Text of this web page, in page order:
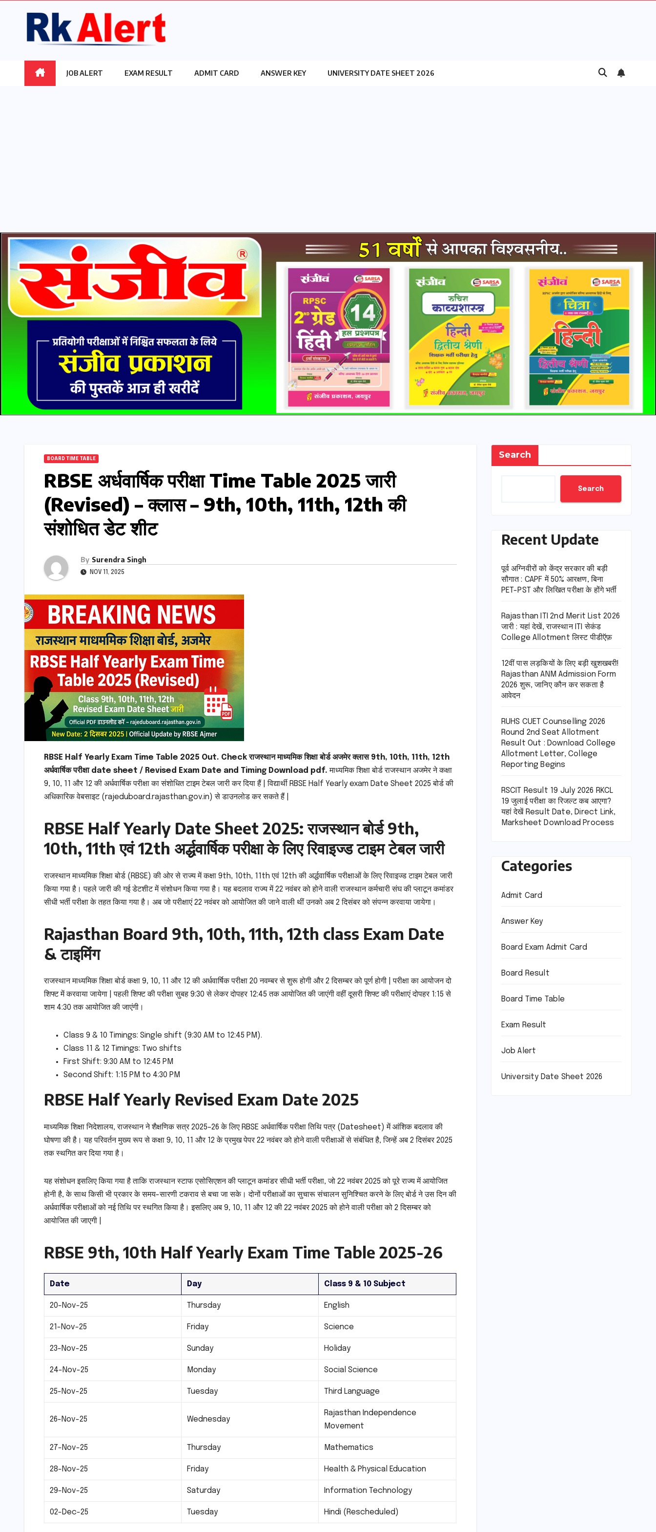
JOB ALERT EXAM RESULT ADMIT CARD ANSWER KEY UNIVERSITY DATE SHEET 2026
BOARD TIME TABLE
RBSE अर्धवार्षिक परीक्षा Time Table 2025 जारी
(Revised) – क्लास – 9th, 10th, 11th, 12th की
संशोधित डेट शीट
By Surendra Singh
NOV 11, 2025
RBSE Half Yearly Exam Time Table 2025 Out. Check राजस्थान माध्यमिक शिक्षा बोर्ड अजमेर क्लास 9th, 10th, 11th, 12th
अर्धवार्षिक परीक्षा date sheet / Revised Exam Date and Timing Download pdf.माध्यमिक शिक्षा बोर्ड राजस्थान अजमेर ने कक्षा
9, 10, 11 और 12 की अर्धवार्षिक परीक्षा का संशोधित टाइम टेबल जारी कर दिया हैं | विद्यार्थी RBSE Half Yearly exam Date Sheet 2025 बोर्ड की
अधिकारिक वेबसाइट (rajeduboard.rajasthan.gov.in) से डाउनलोड कर सकते हैं |
RBSE Half Yearly Date Sheet 2025: राजस्थान बोर्ड 9th,
10th, 11th एवं 12th अर्द्धवार्षिक परीक्षा के लिए रिवाइज्ड टाइम टेबल जारी
राजस्थान माध्यमिक शिक्षा बोर्ड (RBSE) की ओर से राज्य में कक्षा 9th, 10th, 11th एवं 12th की अर्द्धवार्षिक परीक्षाओं के लिए रिवाइज्ड टाइम टेबल जारी
किया गया है। पहले जारी की गई डेटशीट में संशोधन किया गया है। यह बदलाव राज्य में 22 नवंबर को होने वाली राजस्थान कर्मचारी संघ की प्लाटून कमांडर
सीधी भर्ती परीक्षा के तहत किया गया है। अब जो परीक्षाएं 22 नवंबर को आयोजित की जाने वाली थीं उनको अब 2 दिसंबर को संपन्न करवाया जायेगा।
Rajasthan Board 9th, 10th, 11th, 12th class Exam Date
& टाइमिंग
राजस्थान माध्यमिक शिक्षा बोर्ड कक्षा 9, 10, 11 और 12 की अर्धवार्षिक परीक्षा 20 नवम्बर से शुरू होगी और 2 दिसम्बर को पूर्ण होगी | परीक्षा का आयोजन दो
शिफ्ट में करवाया जायेगा | पहली शिफ्ट की परीक्षा सुबह 9:30 से लेकर दोपहर 12:45 तक आयोजित की जाएंगी वहीं दूसरी शिफ्ट की परीक्षाएं दोपहर 1:15 से
शाम 4:30 तक आयोजित की जाएंगी।
Class 9 & 10 Timings: Single shift (9:30 AM to 12:45 PM).
Class 11 & 12 Timings: Two shifts
First Shift: 9:30 AM to 12:45 PM
Second Shift: 1:15 PM to 4:30 PM
RBSE Half Yearly Revised Exam Date 2025
माध्यमिक शिक्षा निदेशालय, राजस्थान ने शैक्षणिक सत्र 2025–26 के लिए RBSE अर्धवार्षिक परीक्षा तिथि पत्र (Datesheet) में आंशिक बदलाव की
घोषणा की है। यह परिवर्तन मुख्य रूप से कक्षा 9, 10, 11 और 12 के प्रमुख पेपर 22 नवंबर को होने वाली परीक्षाओं से संबंधित है, जिन्हें अब 2 दिसंबर 2025
तक स्थगित कर दिया गया है।
यह संशोधन इसलिए किया गया है ताकि राजस्थान स्टाफ एसोसिएशन की प्लाटून कमांडर सीधी भर्ती परीक्षा, जो 22 नवंबर 2025 को पूरे राज्य में आयोजित
होनी है, के साथ किसी भी प्रकार के समय-सारणी टकराव से बचा जा सके। दोनों परीक्षाओं का सुचारू संचालन सुनिश्चित करने के लिए बोर्ड ने उस दिन की
अर्धवार्षिक परीक्षाओं को नई तिथि पर स्थगित किया है। इसलिए अब 9, 10, 11 और 12 की 22 नवंबर 2025 को होने वाली परीक्षा को 2 दिसम्बर को
आयोजित की जाएगी |
RBSE 9th, 10th Half Yearly Exam Time Table 2025-26
Date Day Class 9 & 10 Subject
20-Nov-25 Thursday English
21-Nov-25 Friday Science
23-Nov-25 Sunday Holiday
24-Nov-25 Monday Social Science
25-Nov-25 Tuesday Third Language
26-Nov-25 Wednesday
Rajasthan Independence
Movement
27-Nov-25 Thursday Mathematics
28-Nov-25 Friday Health & Physical Education
29-Nov-25 Saturday Information Technology
02-Dec-25 Tuesday Hindi (Rescheduled)
Search
Search
Recent Update
पूर्व अग्निवीरों को केंद्र सरकार की बड़ी
सौगात : CAPF में 50% आरक्षण, बिना
PET-PST और लिखित परीक्षा के होंगे भर्ती
Rajasthan ITI 2nd Merit List 2026
जारी : यहां देखें, राजस्थान ITI सेकंड
College Allotment लिस्ट पीडीऍफ़
12वीं पास लड़कियों के लिए बड़ी खुशखबरी!
Rajasthan ANM Admission Form
2026 शुरू, जानिए कौन कर सकता है
आवेदन
RUHS CUET Counselling 2026
Round 2nd Seat Allotment
Result Out : Download College
Allotment Letter, College
Reporting Begins
RSCIT Result 19 July 2026 RKCL
19 जुलाई परीक्षा का रिजल्ट कब आएगा?
यहां देखें Result Date, Direct Link,
Marksheet Download Process
Categories
Admit Card
Answer Key
Board Exam Admit Card
Board Result
Board Time Table
Exam Result
Job Alert
University Date Sheet 2026